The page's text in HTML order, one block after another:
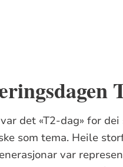
det «T2-dag» for
som tema. Heile
var